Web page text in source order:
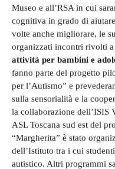
Museo e all’RSA in cui
cognitiva in grado di
volte anche migliorare, le
organizzati incontri rivolti
attività per bambini e
fanno parte del progetto
per l’Autismo” e
sulla sensorialità e la
la collaborazione dell’ISIS
ASL Toscana sud est del
“Margherita” è stato
dell’Istituto tra i cui
autistico. Altri programmi